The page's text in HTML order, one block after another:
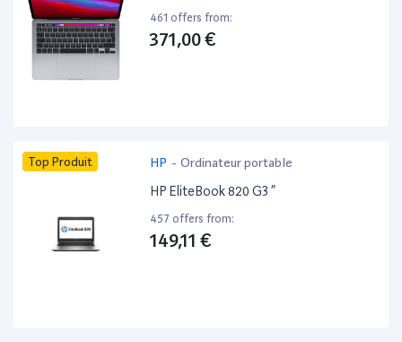
461 offers from:
371,00 €
Top Produit HP - Ordinateur portable
HP EliteBook 820 G3 ”
457 offers from:
149,11 €